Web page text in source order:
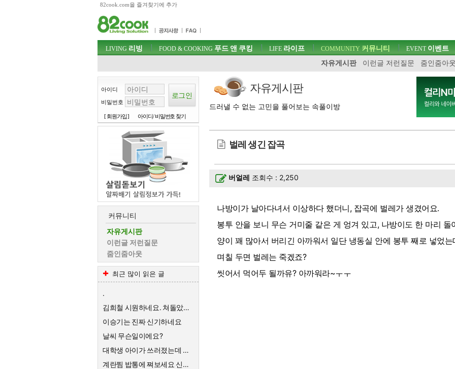
82cook.com을 즐겨찾기에 추가
주메뉴 바로가기
컨텐츠 바로가기
검색 바로가기
로그인 바로가기
주메뉴
LIVING 리빙 FOOD & COOKING 푸드 앤 쿠킹 LIFE 라이프 COMMUNITY 커뮤니티
자유게시판
이런글 저런질문 줌인줌아
EVENT이벤트
아이디
비밀번호
[ 회원가입 ] 아이디/ 비밀번호 찾기
커뮤니티
자유게시판
이런글 저런질문
줌인줌아웃
최근 많이 읽은 글
.
김희철 시원하네요. 쳐돌았네 ㅋㅋ
이승기는 진짜 신기하네요
날씨 무슨일이에요?
대학생 아이가 쓰러졌는데 갑자기 말을 못해요
계란찜 밥통에 쪄보세요 신세계가 펼쳐집니다
자유게시판
드러낼 수 없는 고민을 풀어보는 속풀이방
벌레 생긴 잡곡
버얼레 조회수 : 2,250
나방이가 날아다녀서 이상하다 했더니, 잡곡에 벌레가 생겼어요.
봉투 안을 보니 무슨 거미줄 같은 게 엉겨 있고, 나방이도 한 마리 돌
양이 꽤 많아서 버리긴 아까워서 일단 냉동실 안에 봉투 째로 넣었는
며칠 두면 벌레는 죽겠죠?
씻어서 먹어두 될까유? 아까워라~ㅜㅜ